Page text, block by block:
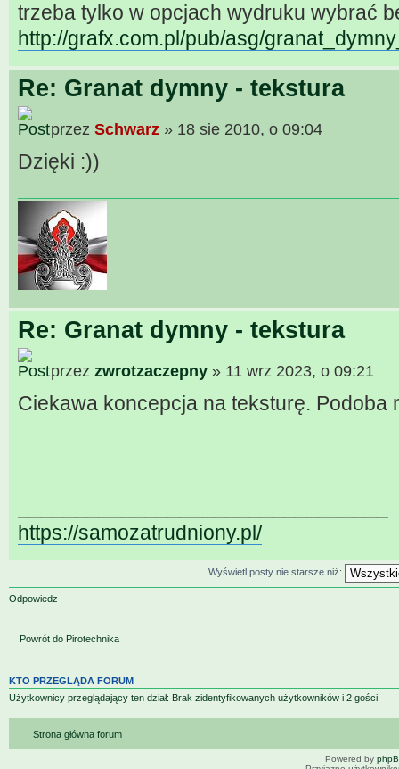
trzeba tylko w opcjach wydruku wybrać
http://grafx.com.pl/pub/asg/
Re: Granat dymny - tekstura
przez Schwarz » 18 sie 2010, o 09:04
Dzięki :))
Re: Granat dymny - tekstura
przez zwrotzaczepny » 11 wrz 2023, o 09:21
Ciekawa koncepcja na teksturę. Podoba
https://samozatrudniony.pl/
Wyświetl posty nie starsze niż:
Odpowiedz
Powrót do Pirotechnika
KTO PRZEGLĄDA FORUM
Użytkownicy przeglądający ten dział: Brak zidentyfikowanych użytkowników i 2 gości
Strona główna forum
Powered by